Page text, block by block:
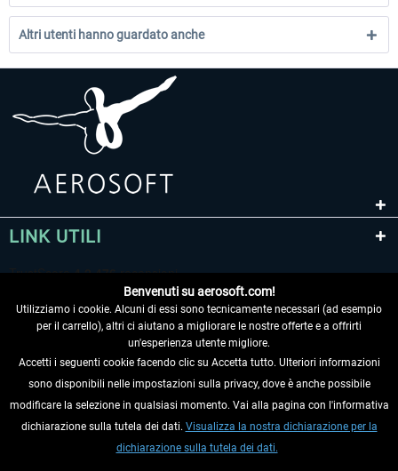
Altri utenti hanno guardato anche
LINK UTILI
RECEDERE DAL CONTRATTO
INFORMAZIONI
Benvenuti su aerosoft.com!
Utilizziamo i cookie. Alcuni di essi sono tecnicamente necessari (ad esempio
per il carrello), altri ci aiutano a migliorare le nostre offerte e a offrirti
un'esperienza utente migliore.
Accetti i seguenti cookie facendo clic su Accetta tutto. Ulteriori informazioni
sono disponibili nelle impostazioni sulla privacy, dove è anche possibile
modificare la selezione in qualsiasi momento. Vai alla pagina con l'informativa
dichiarazione sulla tutela dei dati. Visualizza la nostra dichiarazione per la
dichiarazione sulla tutela dei dati.